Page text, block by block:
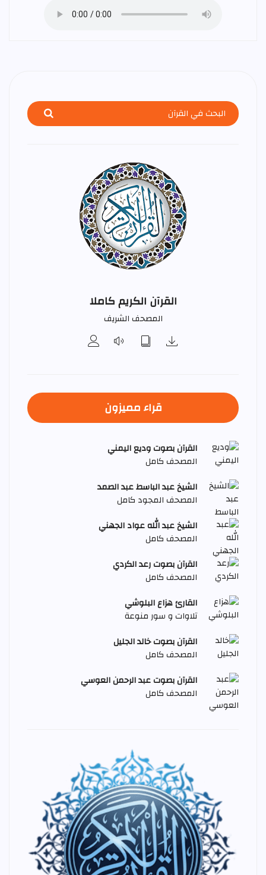
القرآن الكريم كاملا
المصحف الشريف
قراء مميزون
القرآن بصوت وديع اليمني
المصحف كامل
الشيخ عبد الباسط عبد الصمد
المصحف المجود كامل
الشيخ عبد الله عواد الجهني
المصحف كامل
القرآن بصوت رعد الكردي
المصحف كامل
القارئ هزاع البلوشي
تلاوات و سور منوعة
القرآن بصوت خالد الجليل
المصحف كامل
القرآن بصوت عبد الرحمن العوسي
المصحف كامل